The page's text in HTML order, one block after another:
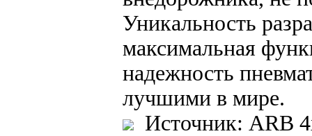
Уникальность
максимальная
надежность
лучшими в мире.
Источник: ARB